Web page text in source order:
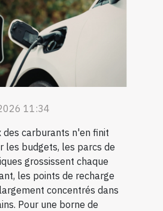
11:34
des carburants n'en finit
les budgets, les parcs de
grossissent chaque
les points de recharge
concentrés dans
Pour une borne de